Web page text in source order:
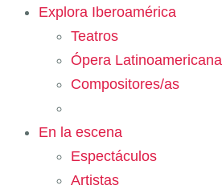
Explora Iberoamérica
Teatros
Ópera Latinoamericana
Compositores/as
En la escena
Espectáculos
Artistas